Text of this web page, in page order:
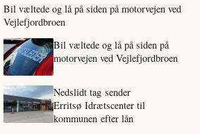
Bil væltede og lå på siden på motorvejen ved
Vejlefjordbroen
Bil væltede og lå på siden på
motorvejen ved Vejlefjordbroen
Nedslidt tag sender
Erritsø Idrætscenter til
kommunen efter lån